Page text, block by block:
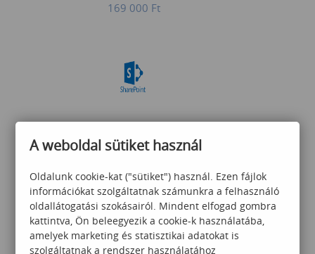
169 000 Ft
195 000Ft
A weboldal sütiket használ
Oldalunk cookie-kat ("sütiket") használ. Ezen fájlok
információkat szolgáltatnak számunkra a felhasználó
oldallátogatási szokásairól. Mindent elfogad gombra
kattintva, Ön beleegyezik a cookie-k használatába,
amelyek marketing és statisztikai adatokat is
szolgáltatnak a rendszer használatához